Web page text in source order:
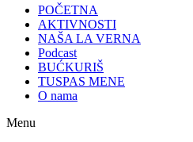
POČETNA
AKTIVNOSTI
NAŠA LA VERNA
Podcast
BUĆKURIŠ
TUSPAS MENE
O nama
Menu